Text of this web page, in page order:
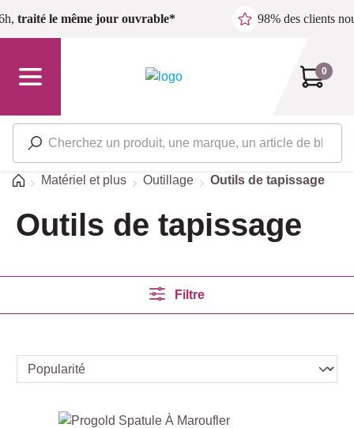
Passer au contenu principal
traité le même jour ouvrable* 98% des clients
0
Accueil
Matériel et plus Outillage Outils de tapissage
Outils de tapissage
Filtre